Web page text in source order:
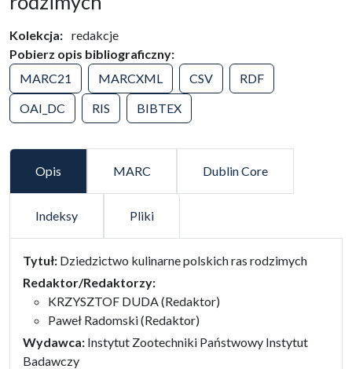
Kolekcja
redakcje
Pobierz opis bibliograficzny
MARC21
MARCXML CSV
RDF
OAI_DC
RIS BIBTEX
Opis MARC Dublin Core
Indeksy Pliki
false
Tytuł: Dziedzictwo kulinarne polskich ras rodzimych
Redaktor/Redaktorzy:
KRZYSZTOF DUDA (Redaktor)
Paweł Radomski (Redaktor)
Wydawca: Instytut Zootechniki Państwowy Instytut
Badawczy